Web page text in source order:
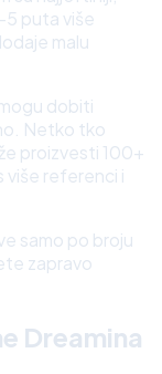
puta više
malu
dobiti
Netko tko
proizvesti 100+
više referenci i
samo po broju
zapravo
Dreamina